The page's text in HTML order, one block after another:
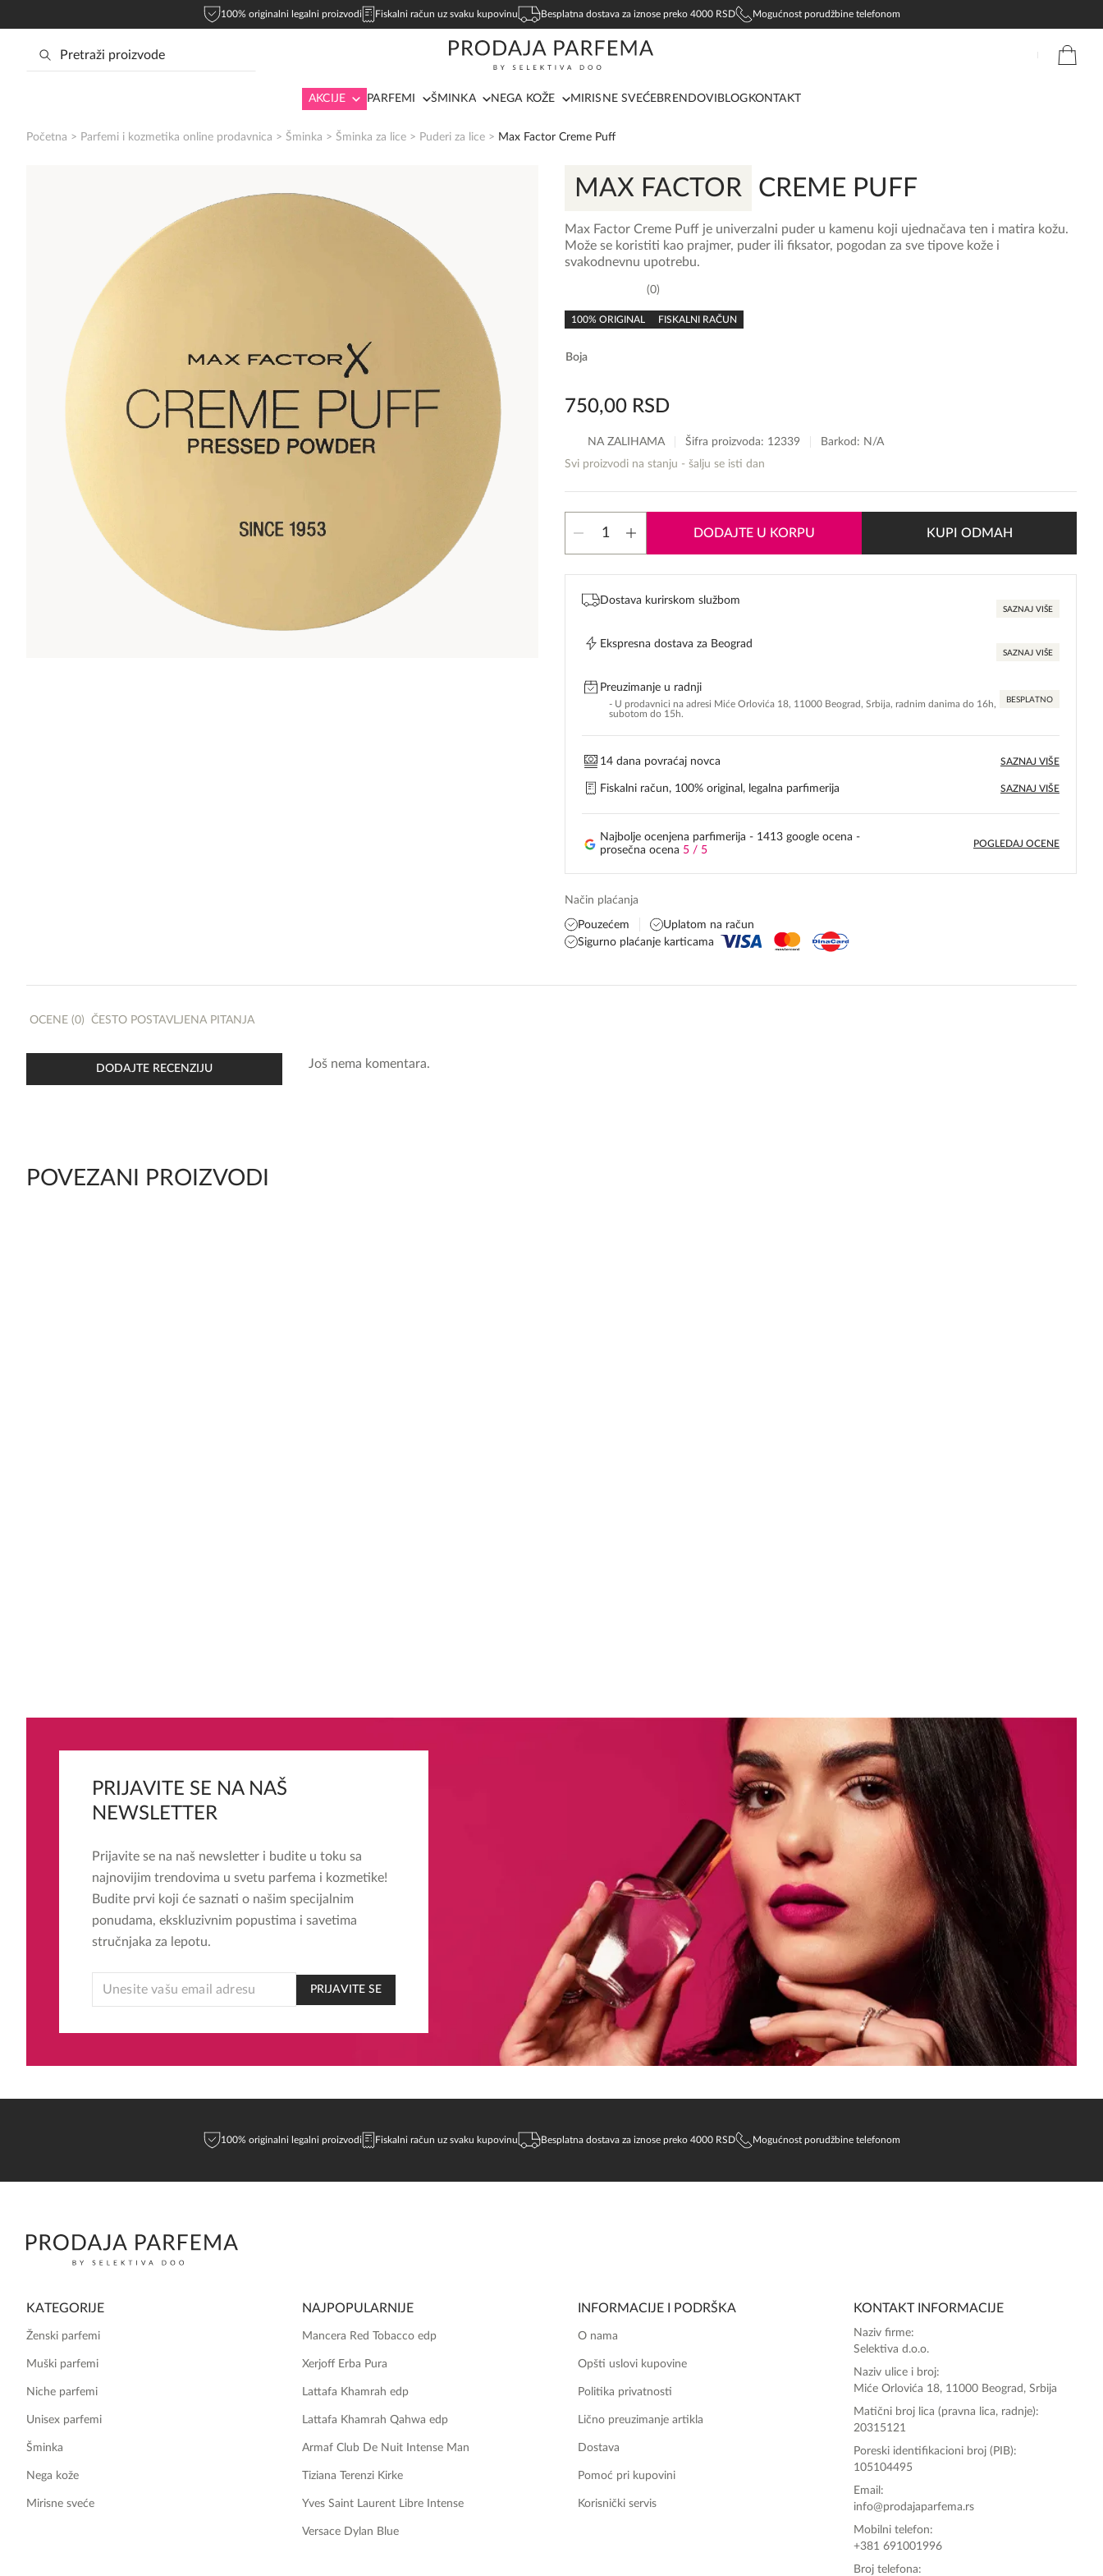
100% originalni legalni proizvodi Fiskalni račun uz svaku kupovinu Besplatna dostava za iznose preko 4000 RSD Mogućnost porudžbine telefonom
AKCIJE PARFEMI ŠMINKA NEGA KOŽE MIRISNE SVEĆEBRENDOVI BLOG KONTAKT
Početna > Parfemi i kozmetika online prodavnica > Šminka > Šminka za lice > Puderi za lice > Max Factor Creme Puff
MAX FACTOR CREME PUFF
rating
0
100% ORIGINAL FISKALNI RAČUN
Max Factor Creme Puff je univerzalni puder u kamenu koji ujednačava ten i matira kožu.
Može se koristiti kao prajmer, puder ili fiksator, pogodan za sve tipove kože i
svakodnevnu upotrebu.
Boja
750,00 RSD
NA ZALIHAMA Šifra proizvoda: 12339
Barkod: N/A
Svi proizvodi na stanju - šalju se isti dan
Creme
Puff
DODAJTE U KORPU KUPI ODMAH
Dostava kurirskom službom
SAZNAJ VIŠE
Ekspresna dostava za Beograd
SAZNAJ VIŠE
Preuzimanje u radnji
- U prodavnici na adresi Miće Orlovića 18, 11000 Beograd, Srbija, radnim danima do 16h,
subotom do 15h.
BESPLATNO
14 dana povraćaj novca SAZNAJ VIŠE
Fiskalni račun, 100% original, legalna parfimerija SAZNAJ VIŠE
Najbolje ocenjena parfimerija - 1413 google ocena -
prosečna ocena 5 / 5
POGLEDAJ OCENE
Način plaćanja
Pouzećem
Uplatom na račun
Sigurno plaćanje karticama
OCENE (0) ČESTO POSTAVLJENA PITANJA
Još nema komentara.
DODAJTE RECENZIJU
POVEZANI PROIZVODI
PRIJAVITE SE NA NAŠ
NEWSLETTER
Prijavite se na naš newsletter i budite u toku sa
najnovijim trendovima u svetu parfema i kozmetike!
Budite prvi koji će saznati o našim specijalnim
ponudama, ekskluzivnim popustima i savetima
stručnjaka za lepotu.
PRIJAVITE SE
100% originalni legalni proizvodi Fiskalni račun uz svaku kupovinu Besplatna dostava za iznose preko 4000 RSD Mogućnost porudžbine telefonom
KATEGORIJE
Ženski parfemi
Muški parfemi
Niche parfemi
Unisex parfemi
Šminka
Nega kože
Mirisne sveće
NAJPOPULARNIJE
Mancera Red Tobacco edp
Xerjoff Erba Pura
Lattafa Khamrah edp
Lattafa Khamrah Qahwa edp
Armaf Club De Nuit Intense Man
Tiziana Terenzi Kirke
Yves Saint Laurent Libre Intense
Versace Dylan Blue
INFORMACIJE I PODRŠKA
O nama
Opšti uslovi kupovine
Politika privatnosti
Lično preuzimanje artikla
Dostava
Pomoć pri kupovini
Korisnički servis
KONTAKT INFORMACIJE
Naziv firme:
Selektiva d.o.o.
Naziv ulice i broj:
Miće Orlovića 18, 11000 Beograd, Srbija
Matični broj lica (pravna lica, radnje):
20315121
Poreski identifikacioni broj (PIB):
105104495
Email:
info@prodajaparfema.rs
Mobilni telefon:
+381 691001996
Broj telefona:
Zdravo, tu sam da Vam pomognem da
poručite svoj omiljeni parfem danas ali i za